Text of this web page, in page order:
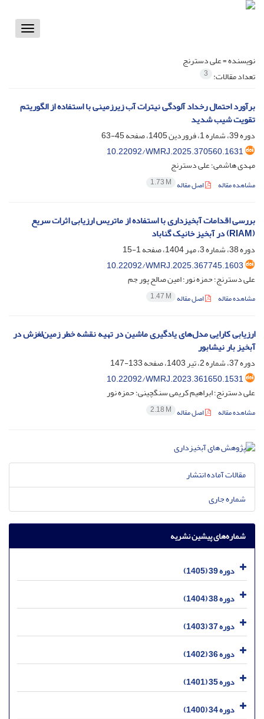
Toggle
نویسنده =علی دسترنج
تعداد مقالات: 3
برآورد احتمال رخداد آلودگی نیترات آب زیرزمینی با استفاده از الگوریتم
تقویت شیب شدید
دوره 39، شماره 1، فروردین 1405، صفحه
45-63
10.22092/WMRJ.2025.370560.1631
مهدی هاشمی؛ علی دسترنج
مشاهده مقاله اصل مقاله 1.73 M
بررسی اقدامات آبخیزداری با استفاده از ماتریس ارزیابی اثرات سریع
(RIAM) در آبخیز خانیک گناباد
دوره 38، شماره 3، مهر 1404، صفحه
1-15
10.22092/WMRJ.2025.367745.1603
علی دسترنج؛ حمزه نور؛ امین صالح پور جم
مشاهده مقاله اصل مقاله 1.47 M
ارزیابی کارایی مدل‌های یادگیری ماشین در تهیه نقشه خطر زمین‌لغزش در
آبخیز بار نیشابور
دوره 37، شماره 2، تیر 1403، صفحه
133-147
10.22092/WMRJ.2023.361650.1531
علی دسترنج؛ ابراهیم کریمی سنگچینی؛ حمزه نور
مشاهده مقاله اصل مقاله 2.18 M
مقالات آماده انتشار
شماره جاری
شماره‌های پیشین نشریه
دوره 39 (1405)
دوره 38 (1404)
دوره 37 (1403)
دوره 36 (1402)
دوره 35 (1401)
دوره 34 (1400)